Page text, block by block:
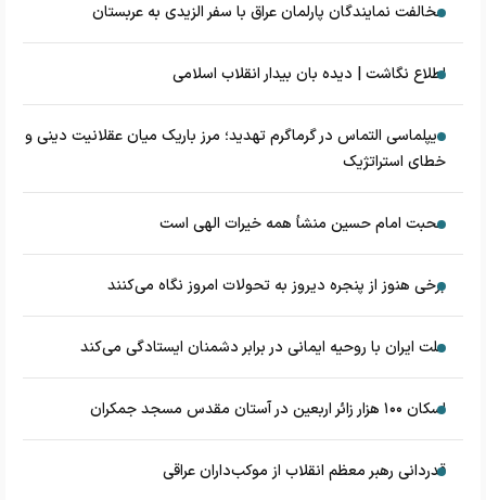
مخالفت نمایندگان پارلمان عراق با سفر الزیدی به عربستان
اطلاع نگاشت | دیده بان بیدار انقلاب اسلامی
دیپلماسی التماس در گرماگرم تهدید؛ مرز باریک میان عقلانیت دینی و
خطای استراتژیک
محبت امام حسین منشأ همه خیرات الهی است
برخی هنوز از پنجره دیروز به تحولات امروز نگاه می‌کنند
ملت ایران با روحیه ایمانی در برابر دشمنان ایستادگی می‌کند
اسکان ۱۰۰ هزار زائر اربعین در آستان مقدس مسجد جمکران
قدردانی رهبر معظم انقلاب از موکب‌داران عراقی